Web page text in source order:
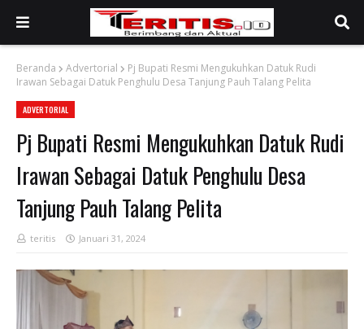
Beranda Advertorial
Pj Bupati Resmi Mengukuhkan Datuk Rudi
Irawan Sebagai Datuk Penghulu Desa Tanjung Pauh Talang Pelita
ADVERTORIAL
Pj Bupati Resmi Mengukuhkan Datuk Rudi
Irawan Sebagai Datuk Penghulu Desa
Tanjung Pauh Talang Pelita
teritis Januari 31, 2024